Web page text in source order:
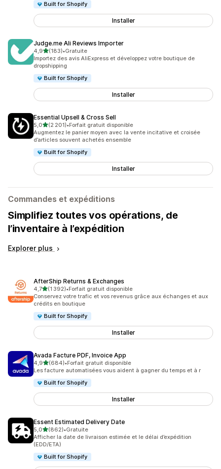
Built for Shopify
Installer
Judge.me Ali Reviews Importer
4,9étoile(s) sur 5
(183)
183 avis au total
•Gratuite
Importez des avis AliExpress et développez votre boutique de
dropshipping
Built for Shopify
Installer
Essential Upsell & Cross Sell
5,0étoile(s) sur 5
(2 201)
2201 avis au total
•Forfait gratuit disponible
Augmentez le panier moyen avec la vente incitative et croisée
d’articles souvent achetés ensemble
Built for Shopify
Installer
Commandes et expéditions
Simplifiez toutes vos opérations, de
l’inventaire à l’expédition
Explorer plus
AfterShip Returns & Exchanges
4,7étoile(s) sur 5
(1 392)
1392 avis au total
•Forfait gratuit disponible
Conservez votre trafic et vos revenus grâce aux échanges et aux
crédits en boutique
Built for Shopify
Installer
Avada Facture PDF, Invoice App
4,9étoile(s) sur 5
(684)
684 avis au total
•Forfait gratuit disponible
Les facture automatisées vous aident à gagner du temps et à r
Built for Shopify
Installer
Essent Estimated Delivery Date
5,0étoile(s) sur 5
(862)
862 avis au total
•Gratuite
Afficher la date de livraison estimée et le délai d’expédition
(EDD/ETA)
Built for Shopify